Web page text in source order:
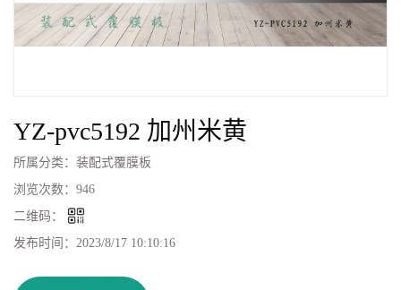
YZ-pvc5192 加州米黄
所属分类： 装配式覆膜板
浏览次数： 946
二维码：
发布时间： 2023/8/17 10:10:16